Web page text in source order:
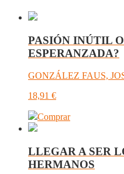
PASIÓN INÚTIL
ESPERANZADA?
GONZÁLEZ FAUS,
18,91 €
Comprar
LLEGAR A SER
HERMANOS